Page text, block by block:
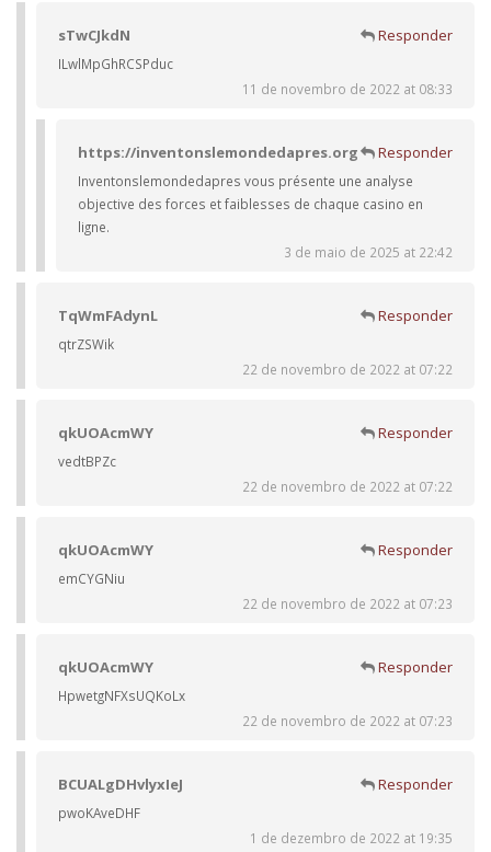
sTwCJkdN Responder
ILwlMpGhRCSPduc
11 de novembro de 2022 at 08:33
https://inventonslemondedapres.org Responder
Inventonslemondedapres vous présente une analyse
objective des forces et faiblesses de chaque casino en
ligne.
3 de maio de 2025 at 22:42
TqWmFAdynL Responder
qtrZSWik
22 de novembro de 2022 at 07:22
qkUOAcmWY Responder
vedtBPZc
22 de novembro de 2022 at 07:22
qkUOAcmWY Responder
emCYGNiu
22 de novembro de 2022 at 07:23
qkUOAcmWY Responder
HpwetgNFXsUQKoLx
22 de novembro de 2022 at 07:23
BCUALgDHvlyxIeJ Responder
pwoKAveDHF
1 de dezembro de 2022 at 19:35